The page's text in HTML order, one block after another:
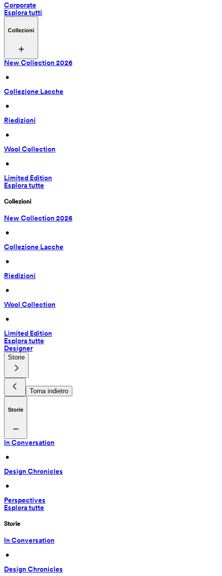
Corporate
Esplora tutti
Collezioni
New Collection 2026
•
Collezione Lacche
•
Riedizioni
•
Wool Collection
•
Limited Edition
Esplora tutte
Collezioni
New Collection 2026
•
Collezione Lacche
•
Riedizioni
•
Wool Collection
•
Limited Edition
Esplora tutte
Designer
Storie
Torna indietro
Storie
In Conversation
•
Design Chronicles
•
Perspectives
Esplora tutte
Storie
In Conversation
•
Design Chronicles